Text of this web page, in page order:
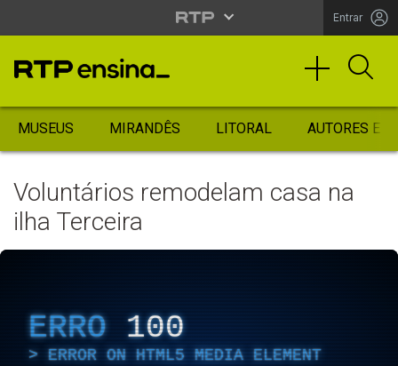
Entrar
MUSEUS MIRANDÊS LITORAL AUTORES
Voluntários remodelam casa na
ilha Terceira
ERRO 100
ERROR ON HTML5 MEDIA ELEMENT